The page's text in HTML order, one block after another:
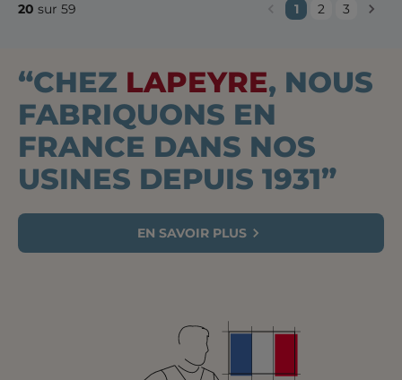
1 2 3
20 sur 59
“CHEZ LAPEYRE, NOUS
FABRIQUONS EN
FRANCE DANS NOS
USINES DEPUIS 1931”
EN SAVOIR PLUS